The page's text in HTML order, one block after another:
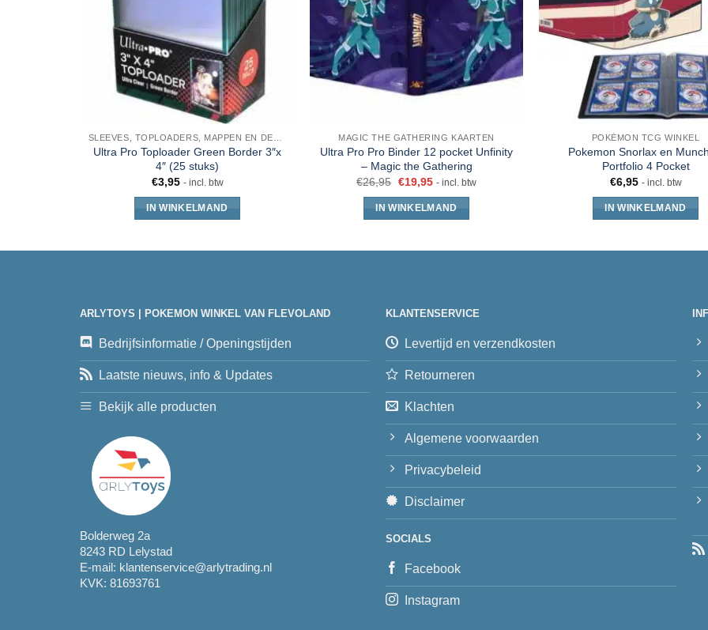
Ultra Pro Toploader Green Border 3″x
4″ (25 stuks)
€3,95 - incl. btw
IN WINKELMAND
MAGIC THE GATHERING KAARTEN
Ultra Pro Pro Binder 12 pocket Unfinity
– Magic the Gathering
€26,95 €19,95 - incl. btw
IN WINKELMAND
POKÉMON TCG WINKEL
Pokemon Snorlax en
Portfolio 4 Pocket
€6,95 - incl. btw
IN WINKELMAND
ARLYTOYS | POKEMON WINKEL VAN FLEVOLAND
Bedrijfsinformatie / Openingstijden
Laatste nieuws, info & Updates
Bekijk alle producten
Bolderweg 2a
8243 RD Lelystad
E-mail: klantenservice@arlytrading.nl
KVK: 81693761
KLANTENSERVICE
Levertijd en verzendkosten
Retourneren
Klachten
Algemene voorwaarden
Privacybeleid
Disclaimer
SOCIALS
Facebook
Instagram